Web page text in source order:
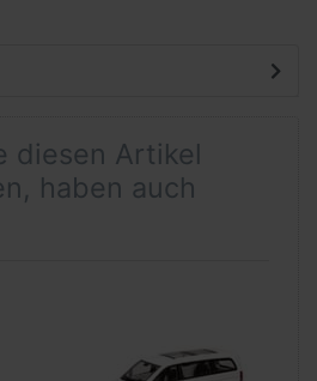
diesen Artikel
haben auch